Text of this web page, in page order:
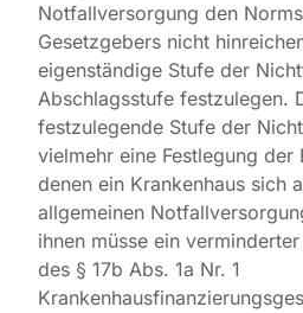
Notfallversorgung den
Gesetzgebers nicht
eigenständige Stufe der
Abschlagsstufe festzulegen.
festzulegende Stufe der
vielmehr eine Festlegung der
denen ein Krankenhaus sich
allgemeinen
ihnen müsse ein
des § 17b Abs. 1a Nr. 1